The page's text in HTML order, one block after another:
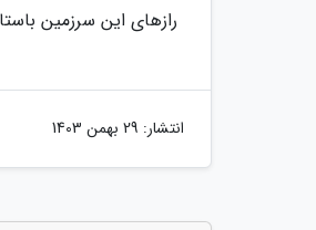
رازهای این سرزمین
انتشار: 29 بهمن 1403